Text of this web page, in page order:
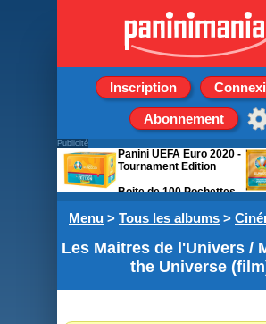
Inscription
Abonnement
Menu > Tous les albums >
Les Maitres de l'Univers /
the Universe
Publicité
Panini UEFA Euro 2020 -
Tournament Edition
Boite de 100 Pochettes
de 5 stickers